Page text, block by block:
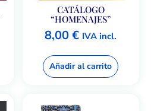
CATÁLOGO
“HOMENAJES”
8,00€ IVA incl.
Añadir al carrito